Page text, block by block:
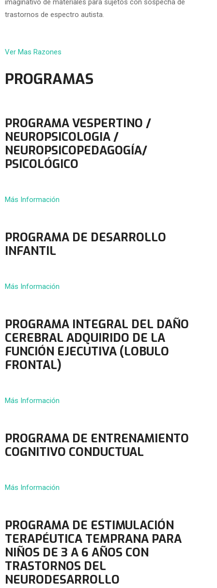
imaginativo de materiales para sujetos con sospecha de
trastornos de espectro autista.
Ver Mas Razones
PROGRAMAS
PROGRAMA VESPERTINO /
NEUROPSICOLOGIA /
NEUROPSICOPEDAGOGÍA/
PSICOLÓGICO
Más Información
PROGRAMA DE DESARROLLO
INFANTIL
Más Información
PROGRAMA INTEGRAL DEL DAÑO
CEREBRAL ADQUIRIDO DE LA
FUNCIÓN EJECUTIVA (LOBULO
FRONTAL)
Más Información
PROGRAMA DE ENTRENAMIENTO
COGNITIVO CONDUCTUAL
Más Información
PROGRAMA DE ESTIMULACIÓN
TERAPÉUTICA TEMPRANA PARA
NIÑOS DE 3 A 6 AÑOS CON
TRASTORNOS DEL
NEURODESARROLLO